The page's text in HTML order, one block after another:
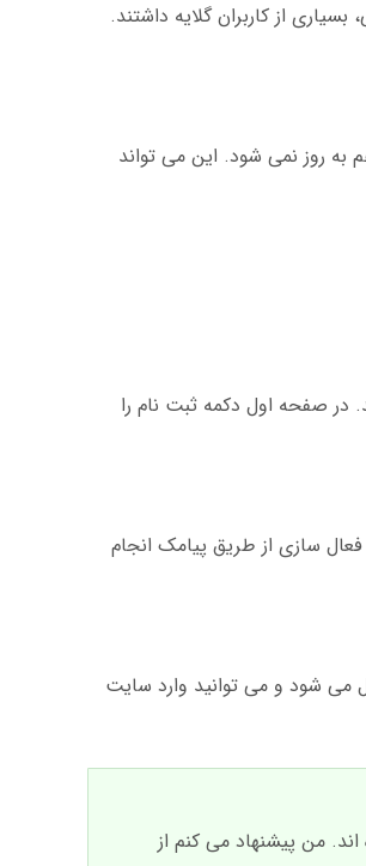
دسامبر 2024، به دلیل مشکلات بانکی، بسیاری از کاربران گلایه داشتند.
به روز نمی شود. این می تواند
در صفحه اول دکمه ثبت نام را
فعال سازی از طریق پیامک انجام
می شود و می توانید وارد سایت
من پیشنهاد می کنم از